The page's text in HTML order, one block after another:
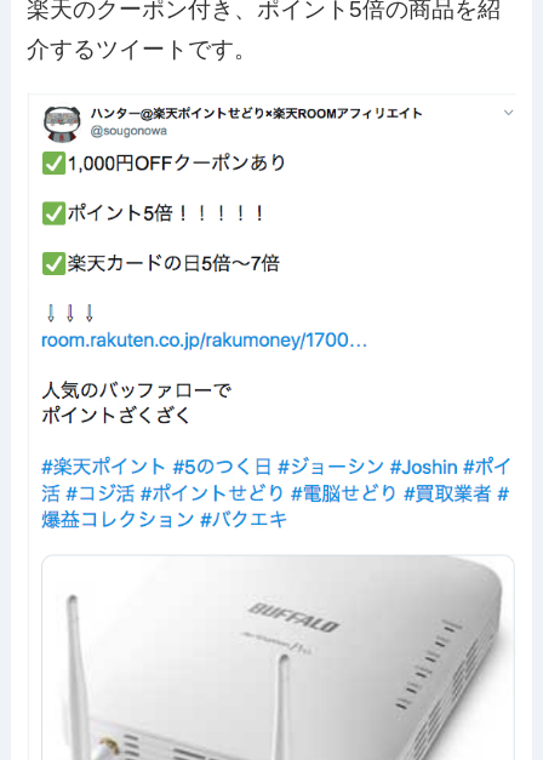
楽天のクーポン付き、ポイント5倍の商品を紹
介するツイートです。